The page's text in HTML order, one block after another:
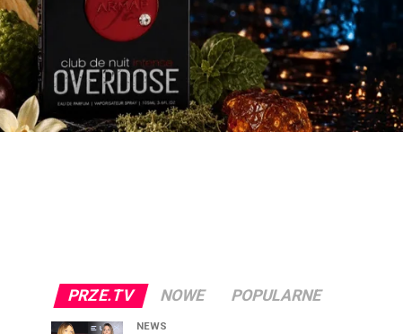
PRZE.TV NOWE POPULARNE
NEWS